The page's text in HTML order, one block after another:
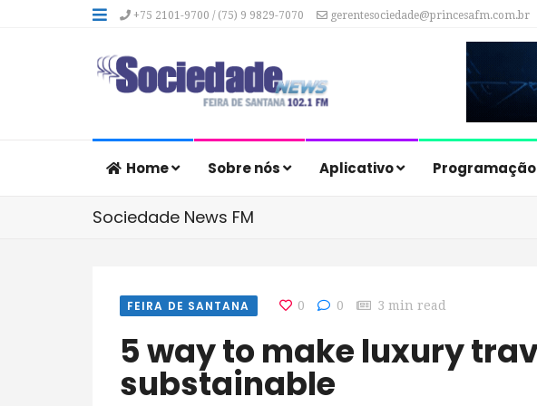
+75 2101-9700 / (75) 9 9829-7070 gerentesociedade@princesafm.com.br
Home Sobre nós Aplicativo Programação
Sociedade News FM
FEIRA DE SANTANA 0 0 3 min read
5 way to make luxury travel more
substainable